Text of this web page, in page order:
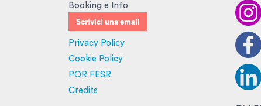
Booking e Info
Scrivici una email
Privacy Policy
Cookie Policy
POR FESR
Credits